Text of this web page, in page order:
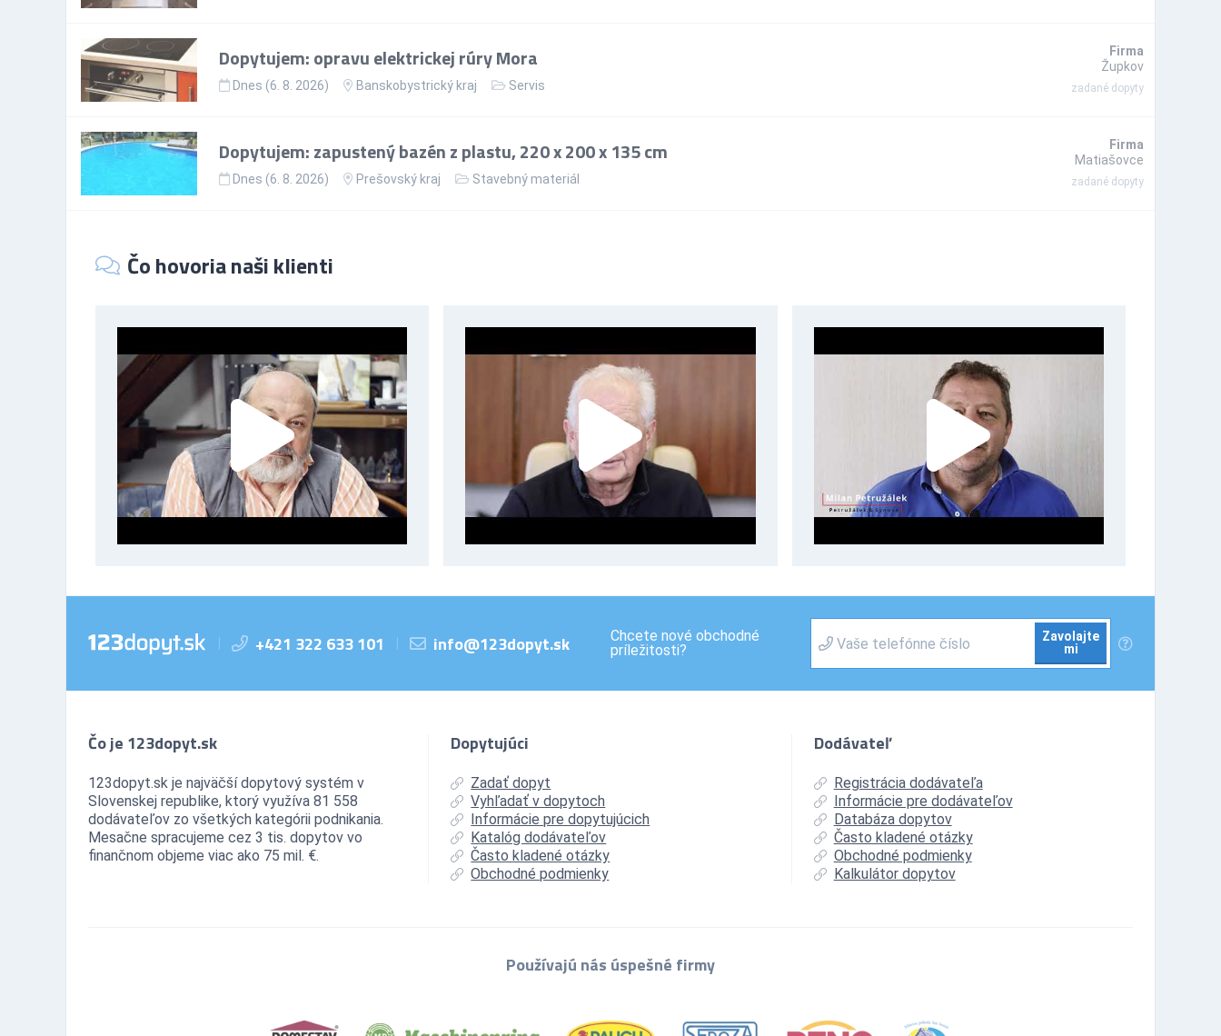
Dopytujem: opravu elektrickej rúry Mora
Dnes (6. 8. 2026) Banskobystrický kraj Servis
Firma
Župkov
zadané dopyty
Dopytujem: zapustený bazén z plastu, 220 x 200 x 135 cm
Dnes (6. 8. 2026) Prešovský kraj Stavebný materiál
Firma
Matiašovce
zadané dopyty
Čo hovoria naši klienti
+421 322 633 101 info@123dopyt.sk
Chcete nové obchodné
príležitosti?
Zavolajte
mi
Čo je 123dopyt.sk
123dopyt.sk je najväčší dopytový systém v
Slovenskej republike, ktorý využíva 81 558
dodávateľov zo všetkých kategórii podnikania.
Mesačne spracujeme cez 3 tis. dopytov vo
finančnom objeme viac ako 75 mil. €.
Dopytujúci
Zadať dopyt
Vyhľadať v dopytoch
Informácie pre dopytujúcich
Katalóg dodávateľov
Často kladené otázky
Obchodné podmienky
Dodávateľ
Registrácia dodávateľa
Informácie pre dodávateľov
Databáza dopytov
Často kladené otázky
Obchodné podmienky
Kalkulátor dopytov
Používajú nás úspešné firmy